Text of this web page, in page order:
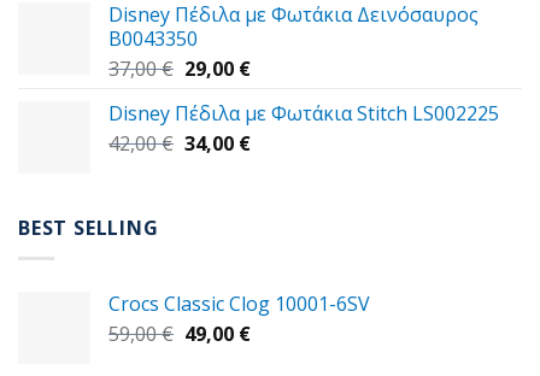
59,00 €.είναι:
Disney Πέδιλα με Φωτάκια Δεινόσαυρος
B0043350
37,00€ Original
was:
37,00 €.
29,00 €Η
τιμή
είναι:
Disney Πέδιλα με Φωτάκια Stitch LS002225
42,00€ Original
34,00 €Η
BEST SELLING
Crocs Classic Clog 10001-6SV
59,00€ Original
49,00 €Η